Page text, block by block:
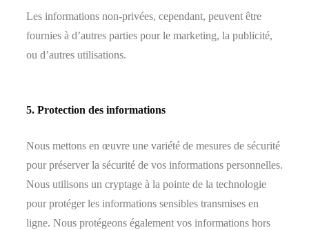
Les informations non-privées, cependant, peuvent être
fournies à d’autres parties pour le marketing, la publicité,
ou d’autres utilisations.
5. Protection des informations
Nous mettons en œuvre une variété de mesures de sécurité
pour préserver la sécurité de vos informations personnelles.
Nous utilisons un cryptage à la pointe de la technologie
pour protéger les informations sensibles transmises en
ligne. Nous protégeons également vos informations hors